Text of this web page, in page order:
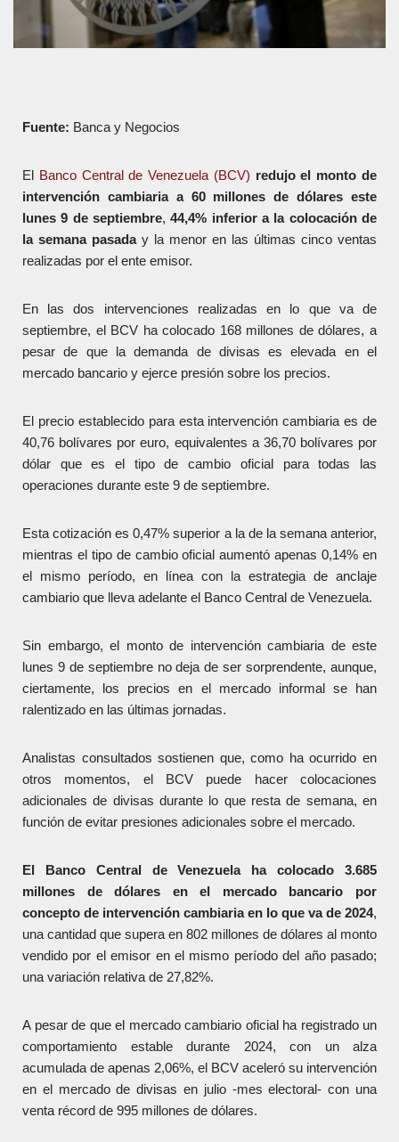
Fuente: Banca y Negocios
El Banco Central de Venezuela (BCV) redujo el monto de
intervención cambiaria a 60 millones de dólares este
lunes 9 de septiembre,44,4% inferior a la colocación de
la semana pasaday la menor en las últimas cinco ventas
realizadas por el ente emisor.
En las dos intervenciones realizadas en lo que va de
septiembre, el BCV ha colocado 168 millones de dólares, a
pesar de que la demanda de divisas es elevada en el
mercado bancario y ejerce presión sobre los precios.
El precio establecido para esta intervención cambiaria es de
40,76 bolívares por euro, equivalentes a 36,70 bolívares por
dólar que es el tipo de cambio oficial para todas las
operaciones durante este 9 de septiembre.
Esta cotización es 0,47% superior a la de la semana anterior,
mientras el tipo de cambio oficial aumentó apenas 0,14% en
el mismo período, en línea con la estrategia de anclaje
cambiario que lleva adelante el Banco Central de Venezuela.
Sin embargo, el monto de intervención cambiaria de este
lunes 9 de septiembre no deja de ser sorprendente, aunque,
ciertamente, los precios en el mercado informal se han
ralentizado en las últimas jornadas.
Analistas consultados sostienen que, como ha ocurrido en
otros momentos, el BCV puede hacer colocaciones
adicionales de divisas durante lo que resta de semana, en
función de evitar presiones adicionales sobre el mercado.
El Banco Central de Venezuela ha colocado 3.685
millones de dólares en el mercado bancario por
concepto de intervención cambiaria en lo que va de 2024,
una cantidad que supera en 802 millones de dólares al monto
vendido por el emisor en el mismo período del año pasado;
una variación relativa de 27,82%.
A pesar de que el mercado cambiario oficial ha registrado un
comportamiento estable durante 2024, con un alza
acumulada de apenas 2,06%, el BCV aceleró su intervención
en el mercado de divisas en julio -mes electoral- con una
venta récord de 995 millones de dólares.